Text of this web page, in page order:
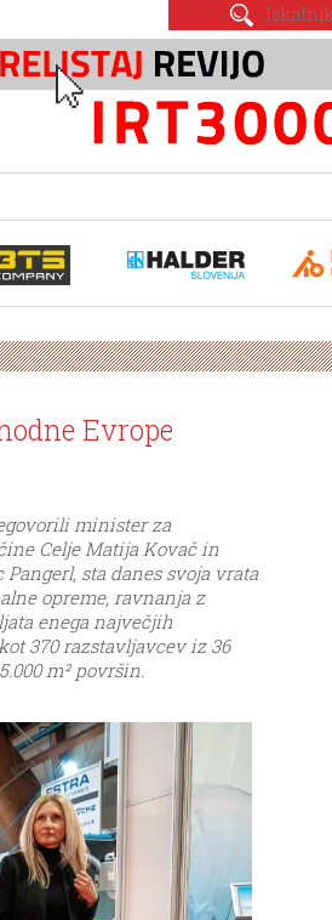
Evrope
minister za
Celje Matija Kovač in
sta danes svoja vrata
opreme, ravnanja z
enega največjih
370 razstavljavcev iz 36
m² površin.